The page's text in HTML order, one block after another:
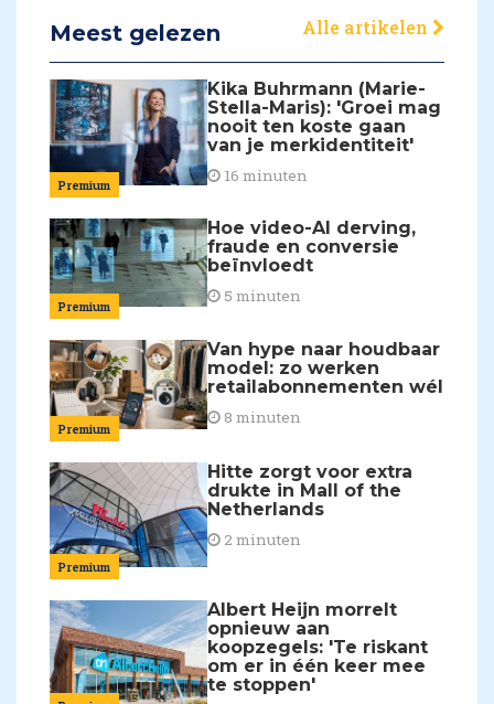
Meest gelezen Alle artikelen
Premium
Kika Buhrmann (Marie-
Stella-Maris): 'Groei mag
nooit ten koste gaan
van je merkidentiteit'
16 minuten
Premium
Hoe video-AI derving,
fraude en conversie
beïnvloedt
5 minuten
Premium
Van hype naar houdbaar
model: zo werken
retailabonnementen wél
8 minuten
Premium
Hitte zorgt voor extra
drukte in Mall of the
Netherlands
2 minuten
Albert Heijn morrelt
opnieuw aan
koopzegels: 'Te riskant
om er in één keer mee
te stoppen'